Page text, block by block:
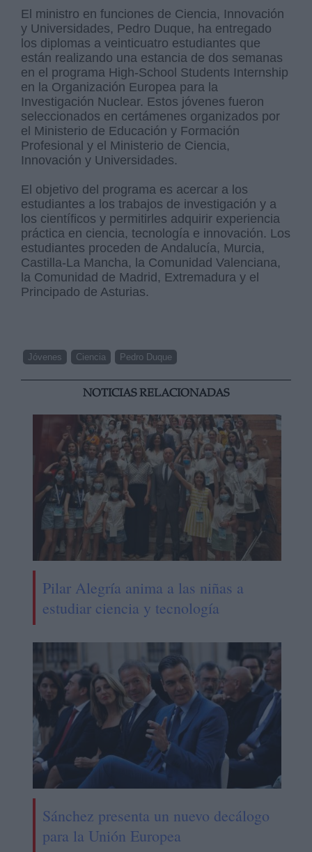
El ministro en funciones de Ciencia, Innovación
y Universidades, Pedro Duque, ha entregado
los diplomas a veinticuatro estudiantes que
están realizando una estancia de dos semanas
en el programa High-School Students Internship
en la Organización Europea para la
Investigación Nuclear. Estos jóvenes fueron
seleccionados en certámenes organizados por
el Ministerio de Educación y Formación
Profesional y el Ministerio de Ciencia,
Innovación y Universidades.
El objetivo del programa es acercar a los
estudiantes a los trabajos de investigación y a
los científicos y permitirles adquirir experiencia
práctica en ciencia, tecnología e innovación. Los
estudiantes proceden de Andalucía, Murcia,
Castilla-La Mancha, la Comunidad Valenciana,
la Comunidad de Madrid, Extremadura y el
Principado de Asturias.
Jóvenes Ciencia Pedro Duque
NOTICIAS RELACIONADAS
Pilar Alegría anima a las niñas a
estudiar ciencia y tecnología
Sánchez presenta un nuevo decálogo
para la Unión Europea